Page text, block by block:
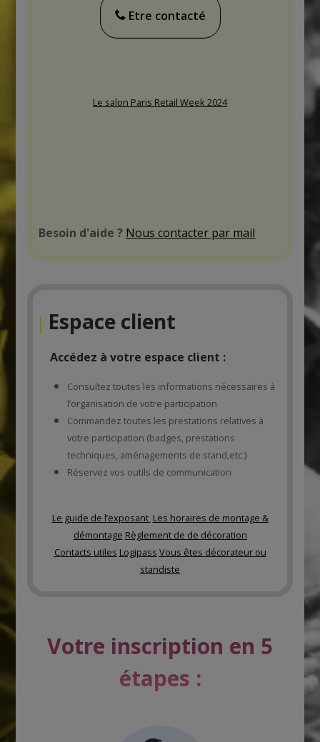
Etre contacté
Le salon Paris Retail Week 2024
Besoin d'aide ? Nous contacter par mail
| Espace client
Accédez à votre espace client :
Consultez toutes les informations nécessaires à
l’organisation de votre participation
Commandez toutes les prestations relatives à
votre participation (badges, prestations
techniques, aménagements de stand,etc.)
Réservez vos outils de communication
Le guide de l’exposant Les horaires de montage &
démontage Règlement de de décoration
Contacts utiles Logipass Vous êtes décorateur ou
standiste
Votre inscription en 5
étapes :